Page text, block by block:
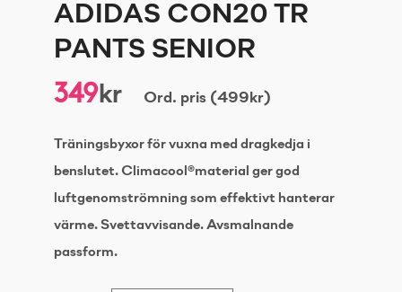
ADIDAS CON20 TR
PANTS SENIOR
349kr Ord. pris (499kr)
Träningsbyxor för vuxna med dragkedja i
benslutet. Climacool®material ger god
luftgenomströmning som effektivt hanterar
värme. Svettavvisande. Avsmalnande
passform.